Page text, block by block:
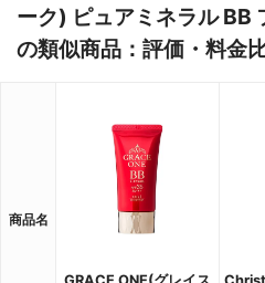
ーク) ピュアミネラル BB
の類似商品：評価・料金
商品名